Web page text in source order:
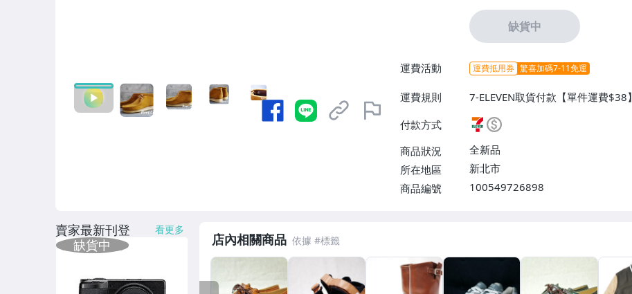
缺貨中
運費活動 運費抵用券 驚喜加碼7-11免運
運費規則
7-ELEVEN取貨付款【單件運費$38】
付款方式
商品狀況
全新品
所在地區
新北市
商品編號
100549726898
店內相關商品
賣家最新刊登 看更多